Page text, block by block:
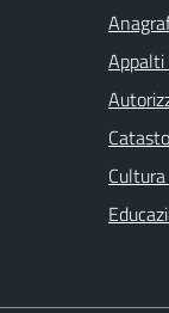
Appalti